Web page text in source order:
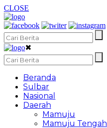
CLOSE
✖
Beranda
Sulbar
Nasional
Daerah
Mamuju
Mamuju Tengah